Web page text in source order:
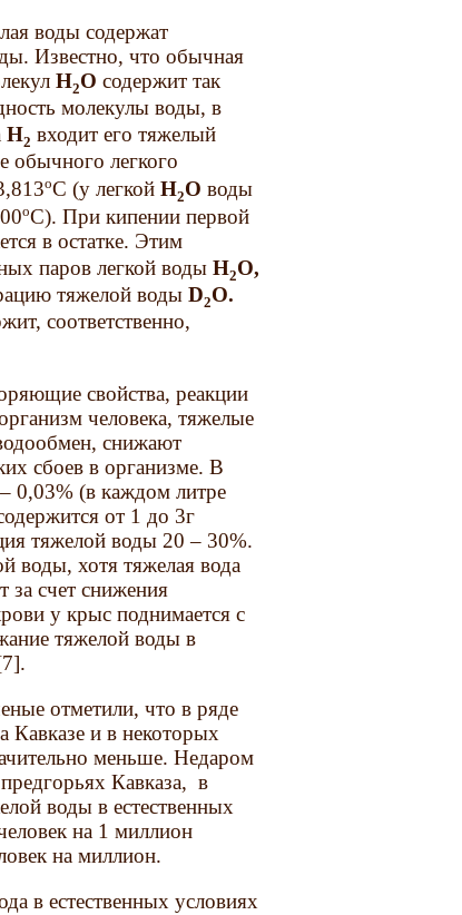
воды содержат
Известно, что обычная
Н2О содержит так
молекулы воды, в
Н2 входит его тяжелый
обычного легкого
оС (у легкойН2О воды
оС). При кипении первой
в остатке. Этим
паров легкой водыН2О,
тяжелой водыD2O.
соответственно,
свойства, реакции
человека, тяжелые
снижают
сбоев в организме. В
0,03% (в каждом литре
от 1 до 3г
тяжелой воды 20 – 30%.
воды, хотя тяжелая вода
за счет снижения
у крыс поднимается с
тяжелой воды в
отметили, что в ряде
Кавказе и в некоторых
меньше. Недаром
Кавказа, в
воды в естественных
на 1 миллион
на миллион.
в естественных условиях